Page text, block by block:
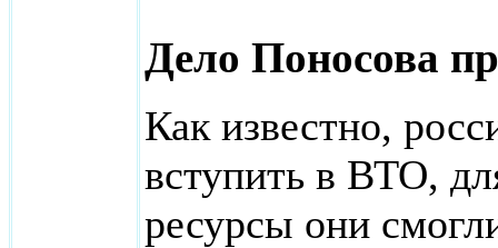
Дело Поносова
Как известно,
вступить в ВТО,
ресурсы они